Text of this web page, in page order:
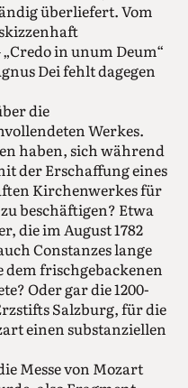
überliefert. Vom
in unum Deum“
Dei fehlt dagegen
die
Werkes.
haben, sich während
der Erschaffung eines
Kirchenwerkes für
beschäftigen? Etwa
die im August 1782
Constanzes lange
frischgebackenen
Oder gar die 1200-
Salzburg, für die
einen substanziellen
Messe von Mozart